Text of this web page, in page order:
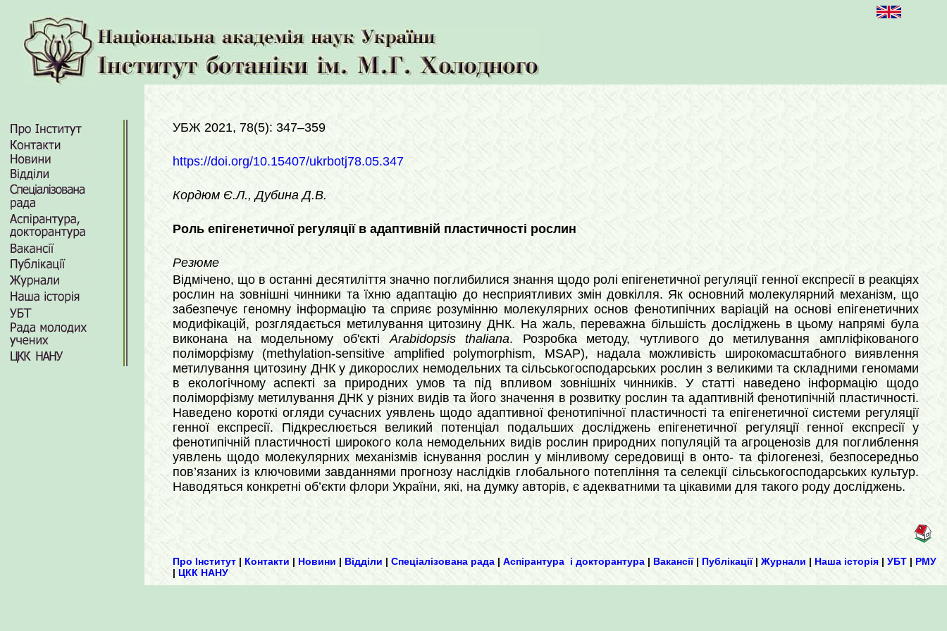
УБЖ 2021, 78(5): 347–359
https://doi.org/10.15407/ukrbotj78.05.347
Кордюм Є.Л., Дубина Д.В.
Роль епігенетичної регуляції в адаптивній пластичності рослин
Резюме
Відмічено, що в останні десятиліття значно поглибилися знання щодо ролі епігенетичної регуляції генної експресії в реакціях
рослин на зовнішні чинники та їхню адаптацію до несприятливих змін довкілля. Як основний молекулярний механізм, що
забезпечує геномну інформацію та сприяє розумінню молекулярних основ фенотипічних варіацій на основі епігенетичних
модифікацій, розглядається метилування цитозину ДНК. На жаль, переважна більшість досліджень в цьому напрямі була
виконана на модельному об'єктіArabidopsis thaliana. Розробка методу, чутливого до метилування ампліфікованого
поліморфізму (methylation-sensitive amplified polymorphism, MSAP), надала можливість широкомасштабного виявлення
метилування цитозину ДНК у дикорослих немодельних та сільськогосподарських рослин з великими та складними геномами
в екологічному аспекті за природних умов та під впливом зовнішніх чинників. У статті наведено інформацію щодо
поліморфізму метилування ДНК у різних видів та його значення в розвитку рослин та адаптивній фенотипічній пластичності.
Наведено короткі огляди сучасних уявлень щодо адаптивної фенотипічної пластичності та епігенетичної системи регуляції
генної експресії. Підкреслюється великий потенціал подальших досліджень епігенетичної регуляції генної експресії у
фенотипічній пластичності широкого кола немодельних видів рослин природних популяцій та агроценозів для поглиблення
уявлень щодо молекулярних механізмів існування рослин у мінливому середовищі в онто- та філогенезі, безпосередньо
пов’язаних із ключовими завданнями прогнозу наслідків глобального потепління та селекції сільськогосподарських культур.
Наводяться конкретні об’єкти флори України, які, на думку авторів, є адекватними та цікавими для такого роду досліджень.
Про Інститут | Контакти | Новини | Відділи | Спеціалізована рада | Аспірантура і докторантура | Вакансії| Публікації| Журнали | Наша історія | УБТ | РМУ
| ЦКК НАНУ